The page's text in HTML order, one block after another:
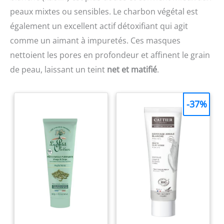
peaux mixtes ou sensibles. Le charbon végétal est
également un excellent actif détoxifiant qui agit
comme un aimant à impuretés. Ces masques
nettoient les pores en profondeur et affinent le grain
de peau, laissant un teint net et matifié.
-37%